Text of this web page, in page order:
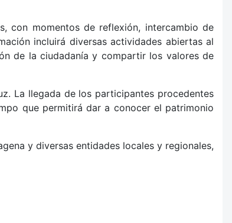
con momentos de reflexión, intercambio de
incluirá diversas actividades abiertas al
de la ciudadanía y compartir los valores de
La llegada de los participantes procedentes
que permitirá dar a conocer el patrimonio
y diversas entidades locales y regionales,